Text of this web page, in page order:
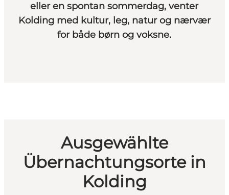
eller en spontan sommerdag, venter
Kolding med kultur, leg, natur og nærvær
for både børn og voksne.
Ausgewählte
Übernachtungsorte in
Kolding